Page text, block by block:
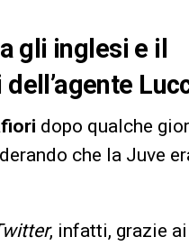
gli inglesi e il
dopo qualche
che la Juve
, infatti, grazie